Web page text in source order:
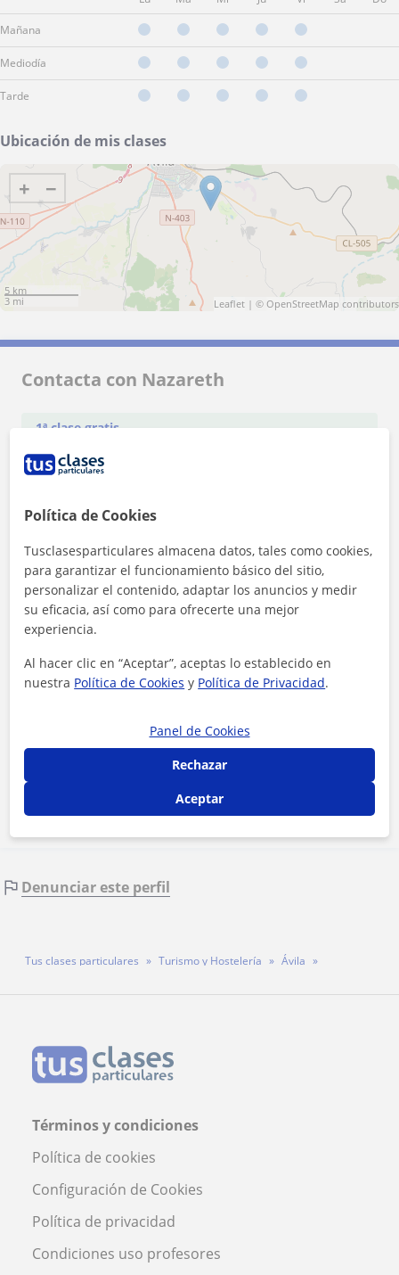
Mañana
Mediodía
Tarde
Ubicación de mis clases
+ −
5 km
3 mi
Leaflet | © OpenStreetMap contributors
Contacta con Nazareth
1ª clase gratis
Al hacer clic, aceptas nuestroaviso legaly deprivacidad
Denunciar este perfil
Tus clases particulares Turismo y Hostelería
Ávila
Términos y condiciones
Política de cookies
Configuración de Cookies
Política de privacidad
Condiciones uso profesores
Política de Cookies
Tusclasesparticulares almacena datos, tales como cookies,
para garantizar el funcionamiento básico del sitio,
personalizar el contenido, adaptar los anuncios y medir
su eficacia, así como para ofrecerte una mejor
experiencia.
Al hacer clic en “Aceptar”, aceptas lo establecido en
nuestra Política de Cookies y Política de Privacidad.
Panel de Cookies
Rechazar
Aceptar